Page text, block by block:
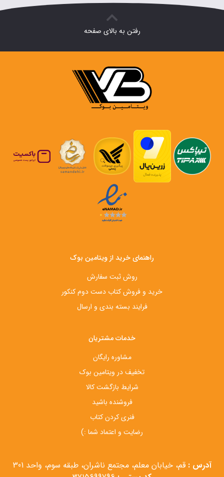
رفتن به بالای صفحه
راهنمای خرید از ویتامین بوک
روش ثبت سفارش
خرید و فروش کتاب دست‌ دوم کنکور
فرایند بسته بندی و ارسال
خدمات مشتریان
مشاوره رایگان
تخفیف در ویتامین بوک
شرایط بازگشت کالا
فروشنده باشید
فنری کردن کتاب
رضایت و اعتماد شما :)
آدرس : قم، خیابان معلم، مجتمع ناشران، طبقه سوم، واحد 301